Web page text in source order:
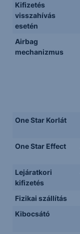
Kifizetés
visszahívás
esetén
Airbag
mechanizmus
One Star Korlát
One Star Effect
Lejáratkori
kifizetés
Fizikai szállítás
Kibocsátó